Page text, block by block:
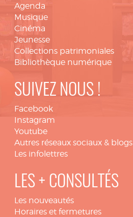
Agenda
Musique
Cinéma
Jeunesse
Collections patrimoniales
Bibliothèque numérique
SUIVEZ NOUS !
Facebook
Instagram
Youtube
Autres réseaux sociaux & blogs
Les infolettres
LES + CONSULTÉS
Les nouveautés
Horaires et fermetures